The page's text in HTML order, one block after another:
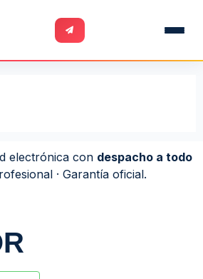
electrónica con despacho a todo
· Garantía oficial.